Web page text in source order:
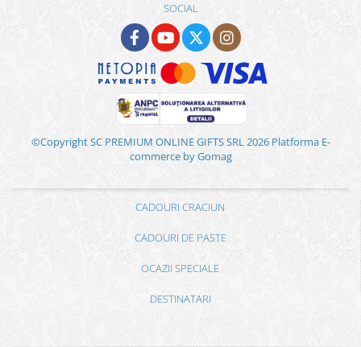
SOCIAL
©Copyright SC PREMIUM ONLINE GIFTS SRL 2026 Platforma E-
commerce by Gomag
CADOURI CRACIUN
CADOURI DE PASTE
OCAZII SPECIALE
DESTINATARI